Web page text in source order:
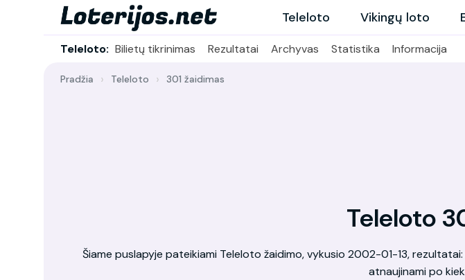
Teleloto Vikingų loto
Teleloto: Bilietų tikrinimas Rezultatai Archyvas Statistika Informacija
Pradžia Teleloto 301 žaidimas
Teleloto
Šiame puslapyje pateikiami Teleloto žaidimo, vykusio 2002-01-13,
atnaujinami po